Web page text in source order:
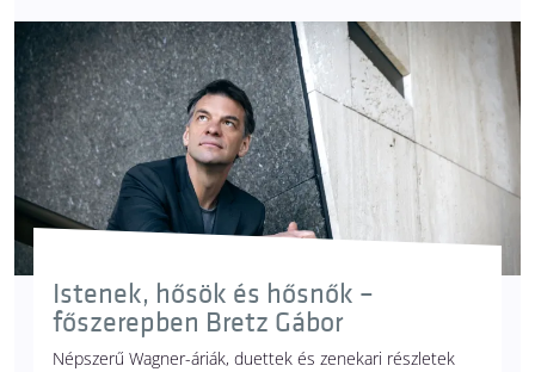
Istenek, hősök és hősnők –
főszerepben Bretz Gábor
Népszerű Wagner-áriák, duettek és zenekari részletek